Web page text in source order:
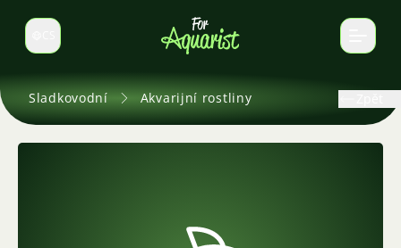
Select language
Sladkovodní Akvarijní rostliny